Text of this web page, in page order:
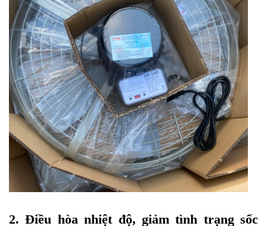
2. Điều hòa nhiệt độ, giảm tình trạng sốc